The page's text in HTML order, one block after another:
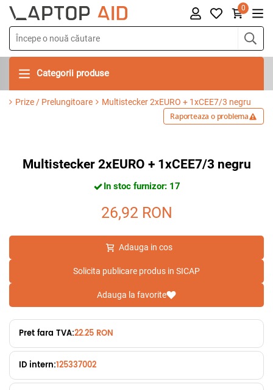
0
Categorii produse
Prize / Prelungitoare Multistecker 2xEURO + 1xCEE7/3 negru
Raporteaza o problema
Multistecker 2xEURO + 1xCEE7/3 negru
In stoc furnizor: 17
26,92 RON
Adauga in cos
Solicita publicare produs in SICAP
Adauga la favorite
Pret fara TVA:22.25 RON
ID intern:125337002